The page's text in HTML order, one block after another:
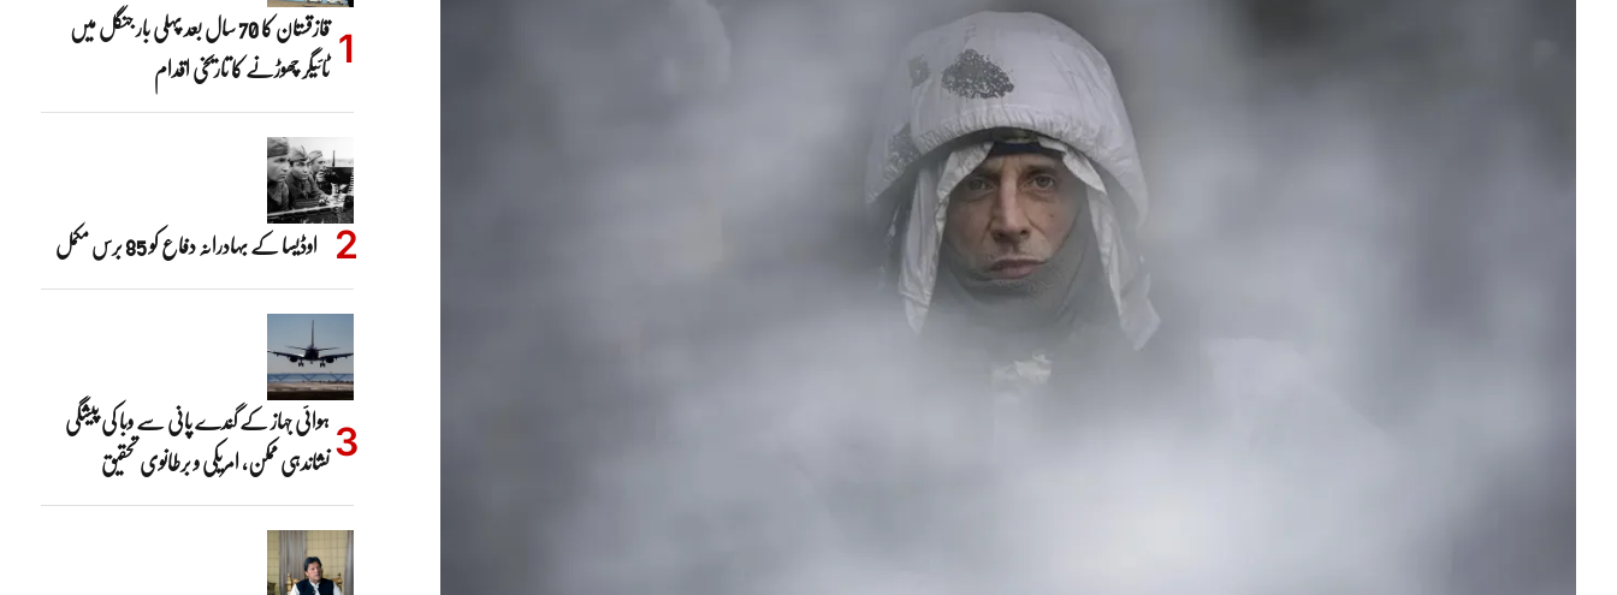
قازقستان کا 70 سال بعد پہلی بار جنگل میں
ٹائیگر چھوڑنے کا تاریخی اقدام
اوڈیسا کے بہادرانہ دفاع کو 85 برس مکمل
ہوائی جہاز کے گندے پانی سے وبا کی پیشگی
نشاندہی ممکن، امریکی و برطانوی تحقیق